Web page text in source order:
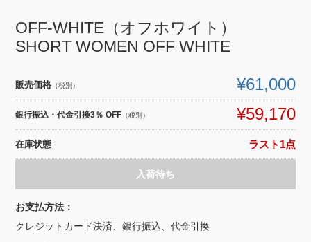
OFF-WHITE（オフホワイト）
SHORT WOMEN OFF WHITE
販売価格 （税別） ¥61,000
銀行振込・代金引換3％ OFF （税別） ¥59,170
在庫状態 ラスト1点
入荷待ち
お支払方法：
クレジットカード決済、銀行振込、代金引換